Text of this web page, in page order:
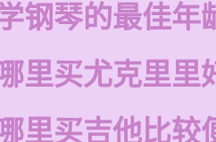
钢琴的最佳年
里买尤克里里
里买吉他比较